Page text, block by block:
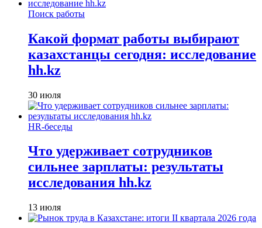
Поиск работы
Какой формат работы выбирают
казахстанцы сегодня: исследование
hh.kz
30 июля
HR-беседы
Что удерживает сотрудников
сильнее зарплаты: результаты
исследования hh.kz
13 июля